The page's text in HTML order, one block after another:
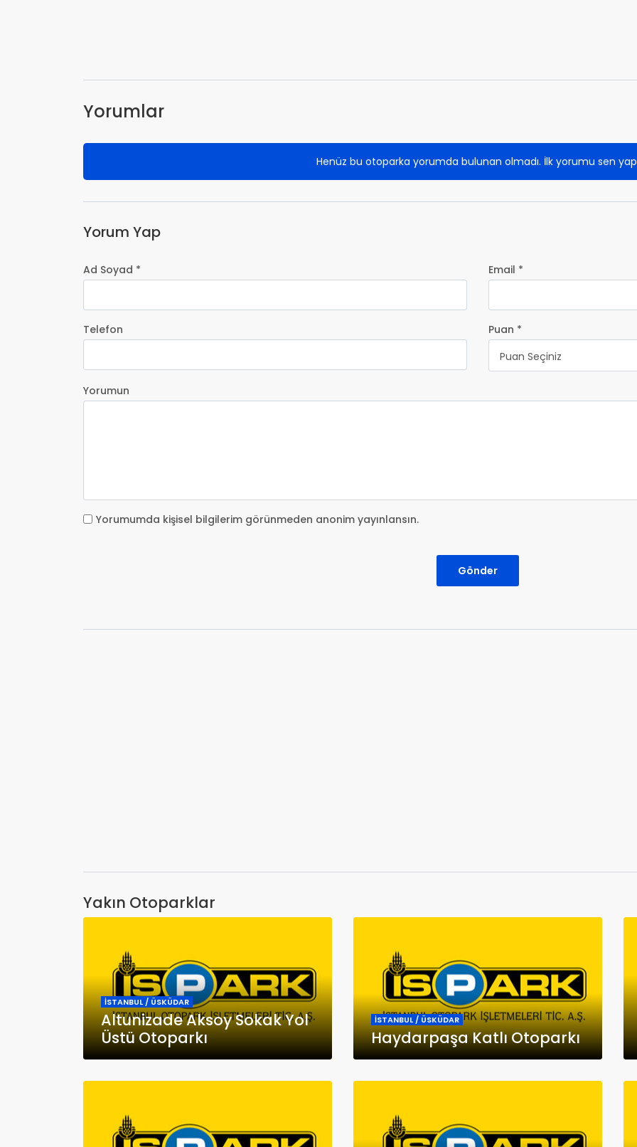
Yorumlar
Henüz bu otoparka yorumda bulunan olmadı. İlk yorumu sen
Yorum Yap
Ad Soyad * Email *
Telefon
Puan *
Puan Seçiniz
Yorumun
Yorumumda kişisel bilgilerim görünmeden anonim yayınlansın.
Gönder
Yakın Otoparklar
İSTANBUL / ÜSKÜDAR
Altunizade Aksoy Sokak Yol
Üstü Otoparkı
İSTANBUL / ÜSKÜDAR
Haydarpaşa Katlı Otoparkı